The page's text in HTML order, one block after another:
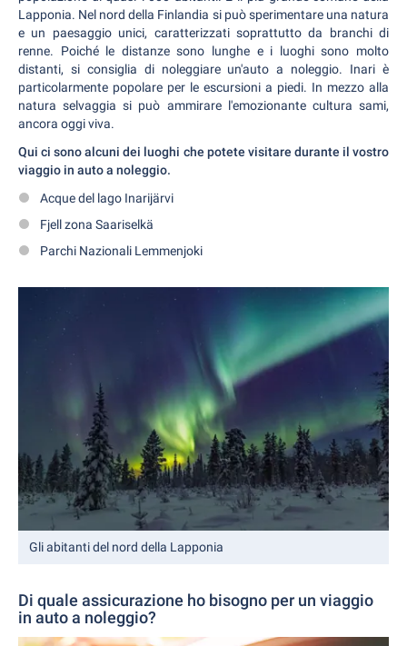
Lapponia. Nel nord della Finlandia si può sperimentare una natura
e un paesaggio unici, caratterizzati soprattutto da branchi di
renne. Poiché le distanze sono lunghe e i luoghi sono molto
distanti, si consiglia di noleggiare un'auto a noleggio. Inari è
particolarmente popolare per le escursioni a piedi. In mezzo alla
natura selvaggia si può ammirare l'emozionante cultura sami,
ancora oggi viva.
Qui ci sono alcuni dei luoghi che potete visitare durante il vostro
viaggio in auto a noleggio.
Acque del lago Inarijärvi
Fjell zona Saariselkä
Parchi Nazionali Lemmenjoki
Gli abitanti del nord della Lapponia
Di quale assicurazione ho bisogno per un viaggio
in auto a noleggio?